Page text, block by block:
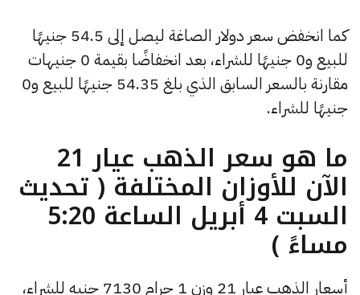
كما انخفض سعر دولار الصاغة ليصل إلى 54.5 جنيهًا
للبيع و0 جنيهًا للشراء، بعد انخفاضًا بقيمة 0 جنيهات
مقارنة بالسعر السابق الذي بلغ 54.35 جنيهًا للبيع و0
جنيهًا للشراء.
ما هو سعر الذهب عيار 21
الآن للأوزان المختلفة ( تحديث
السبت 4 أبريل الساعة 5:20
مساءً )
أسعار الذهب عيار 21 وزن 1 جرام 7130 جنيه للشراء،